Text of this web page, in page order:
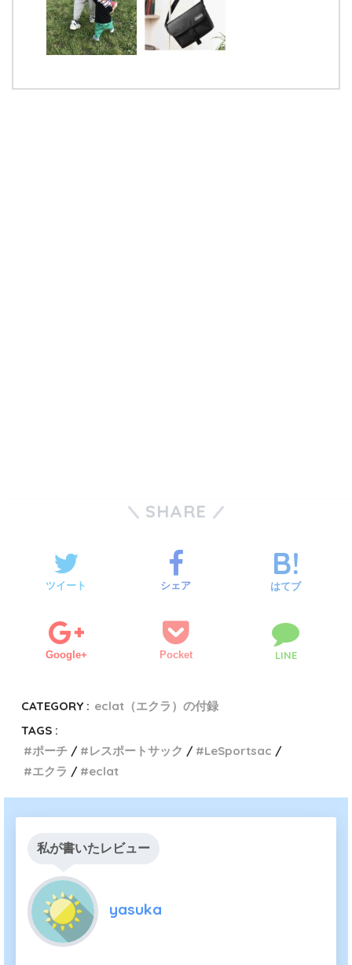
SHARE
ツイート シェア はてブ
Google+ Pocket LINE
CATEGORY : eclat（エクラ）の付録
TAGS :
ポーチ
レスポートサック
LeSportsac
エクラ
eclat
私が書いたレビュー
yasuka